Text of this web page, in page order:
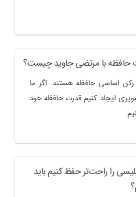
حافظه با مرتضی جاوید چیست؟
رکن اساسی حافظه هستند. اگر ما
ایجاد کنیم قدرت حافظه خود
را راحت‌تر حفظ کنیم باید